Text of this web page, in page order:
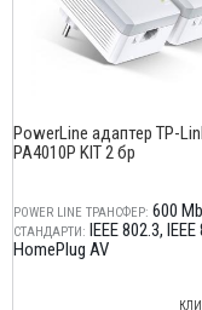
PowerLine адаптер TP-
PA4010P KIT 2 бр
POWER LINE ТРАНСФЕР: 600
СТАНДАРТИ: IEEE 802.3
HomePlug AV